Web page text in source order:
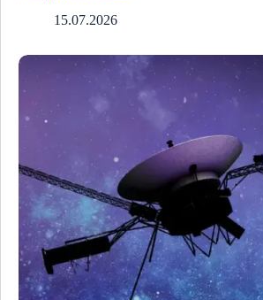
15.07.2026